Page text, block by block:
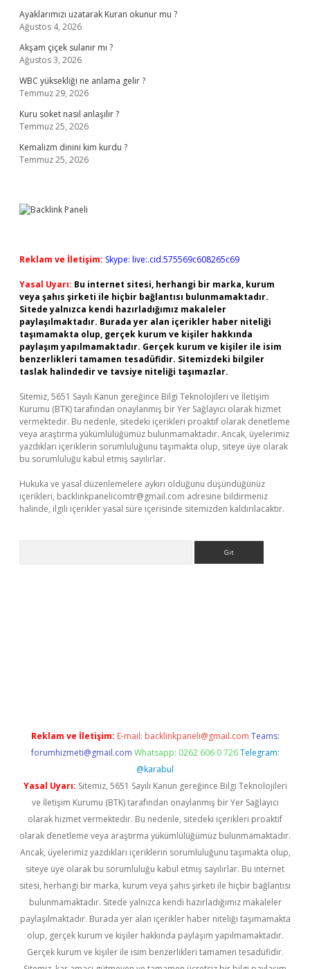
Ayaklarımızı uzatarak Kuran okunur mu ?
Ağustos 4, 2026
Akşam çiçek sulanır mı ?
Ağustos 3, 2026
WBC yüksekliği ne anlama gelir ?
Temmuz 29, 2026
Kuru soket nasıl anlaşılır ?
Temmuz 25, 2026
Kemalizm dinini kim kurdu ?
Temmuz 25, 2026
Reklam ve İletişim: Skype: live:.cid.575569c608265c69
Yasal Uyarı: Bu internet sitesi, herhangi bir marka, kurum
veya şahıs şirketi ile hiçbir bağlantısı bulunmamaktadır.
Sitede yalnızca kendi hazırladığımız makaleler
paylaşılmaktadır. Burada yer alan içerikler haber niteliği
taşımamakta olup, gerçek kurum ve kişiler hakkında
paylaşım yapılmamaktadır. Gerçek kurum ve kişiler ile isim
benzerlikleri tamamen tesadüfidir. Sitemizdeki bilgiler
taslak halindedir ve tavsiye niteliği taşımazlar.
Sitemiz, 5651 Sayılı Kanun gereğince Bilgi Teknolojileri ve İletişim
Kurumu (BTK) tarafından onaylanmış bir Yer Sağlayıcı olarak hizmet
vermektedir. Bu nedenle, sitedeki içerikleri proaktif olarak denetleme
veya araştırma yükümlülüğümüz bulunmamaktadır. Ancak, üyelerimiz
yazdıkları içeriklerin sorumluluğunu taşımakta olup, siteye üye olarak
bu sorumluluğu kabul etmiş sayılırlar.
Hukuka ve yasal düzenlemelere aykırı olduğunu düşündüğünüz
içerikleri, backlinkpanelicomtr@gmail.com adresine bildirmeniz
halinde, ilgili içerikler yasal süre içerisinde sitemizden kaldırılacaktır.
Reklam ve İletişim: E-mail: backlinkpaneli@gmail.com Teams:
forumhizmeti@gmail.com Whatsapp: 0262 606 0 726 Telegram:
@karabul
Yasal Uyarı: Sitemiz, 5651 Sayılı Kanun gereğince Bilgi Teknolojileri
ve İletişim Kurumu (BTK) tarafından onaylanmış bir Yer Sağlayıcı
olarak hizmet vermektedir. Bu nedenle, sitedeki içerikleri proaktif
olarak denetleme veya araştırma yükümlülüğümüz bulunmamaktadır.
Ancak, üyelerimiz yazdıkları içeriklerin sorumluluğunu taşımakta olup,
siteye üye olarak bu sorumluluğu kabul etmiş sayılırlar. Bu internet
sitesi, herhangi bir marka, kurum veya şahıs şirketi ile hiçbir bağlantısı
bulunmamaktadır. Sitede yalnızca kendi hazırladığımız makaleler
paylaşılmaktadır. Burada yer alan içerikler haber niteliği taşımamakta
olup, gerçek kurum ve kişiler hakkında paylaşım yapılmamaktadır.
Gerçek kurum ve kişiler ile isim benzerlikleri tamamen tesadüfidir.